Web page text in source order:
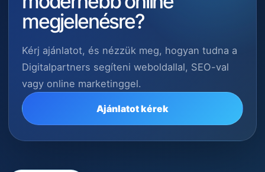
megjelenésre?
Kérj ajánlatot, és nézzük meg, hogyan tudna a
Digitalpartners segíteni weboldallal, SEO-val
vagy online marketinggel.
Ajánlatot kérek